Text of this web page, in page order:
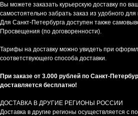
Вы можете заказать курьерскую доставку по
самостоятельно забрать заказ из удобного
Для Санкт-Петербурга доступен также
Просвещения (по договоренности).
Тарифы на доставку можно увидеть при
соответствующего способа доставки.
При заказе от 3.000 рублей по Санкт-
доставляется бесплатно!
ДОСТАВКА В ДРУГИЕ РЕГИОНЫ РОССИИ
Доставка в другие регионы осуществляется с